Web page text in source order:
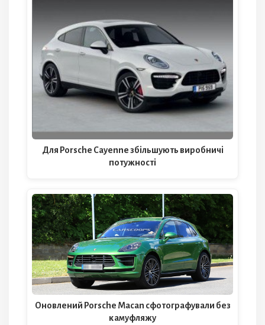
Для Porsche Cayenne збільшують виробничі
потужності
Оновлений Porsche Macan сфотографували без
камуфляжу